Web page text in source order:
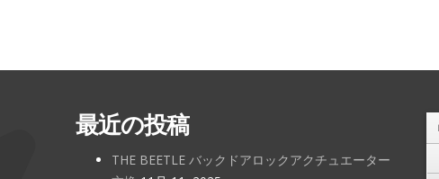
最近の投稿
THE BEETLE バックドアロックアクチュエーター